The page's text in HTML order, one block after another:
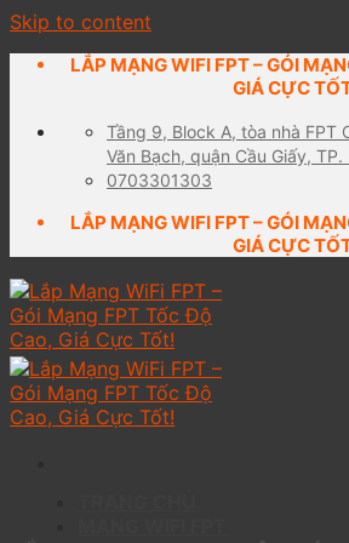
Skip to content
LẮP MẠNG WIFI FPT – GÓI
GIÁ CỰC
Tầng 9, Block A, tòa nhà FPT
Văn Bạch, quận Cầu Giấy, TP.
0703301303
LẮP MẠNG WIFI FPT – GÓI
GIÁ CỰC